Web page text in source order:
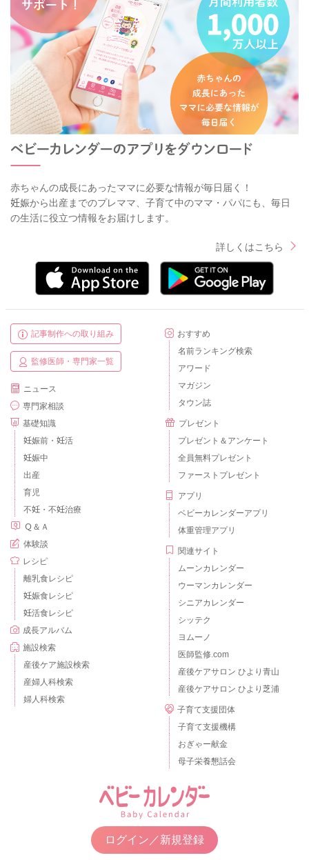
赤ちゃんの成長にあったママに必要な情報が毎日届く！
妊娠から出産までのプレママ、子育て中のママ・パパにも、毎日
の生活に役立つ情報をお届けします。
詳しくはこちら
記事制作への取り組み
監修医師・専門家一覧
ニュース
専門家相談
基礎知識
妊娠前・妊活
妊娠中
出産
育児
不妊・不妊治療
Ｑ＆Ａ
体験談
レシピ
離乳食レシピ
妊娠食レシピ
妊活食レシピ
成長アルバム
施設検索
産後ケア施設検索
産婦人科検索
婦人科検索
おすすめ
名前ランキング検索
アワード
マガジン
タウン誌
プレゼント
プレゼント＆アンケート
全員無料プレゼント
ファーストプレゼント
アプリ
ベビーカレンダーアプリ
体重管理アプリ
関連サイト
ムーンカレンダー
ウーマンカレンダー
シニアカレンダー
シッテク
ヨムーノ
医師監修.com
産後ケアサロン ひより青山
産後ケアサロン ひより芝浦
子育て支援団体
子育て支援機構
おぎゃー献金
母子栄養懇話会
ログイン／新規登録